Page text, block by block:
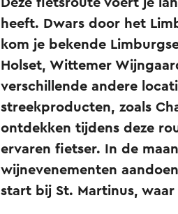
Deze fietsroute voert je
heeft. Dwars door het
kom je bekende
Holset, Wittemer
verschillende andere
streekproducten, zoals
ontdekken tijdens deze
ervaren fietser. In de
wijnevenementen
start bij St. Martinus,